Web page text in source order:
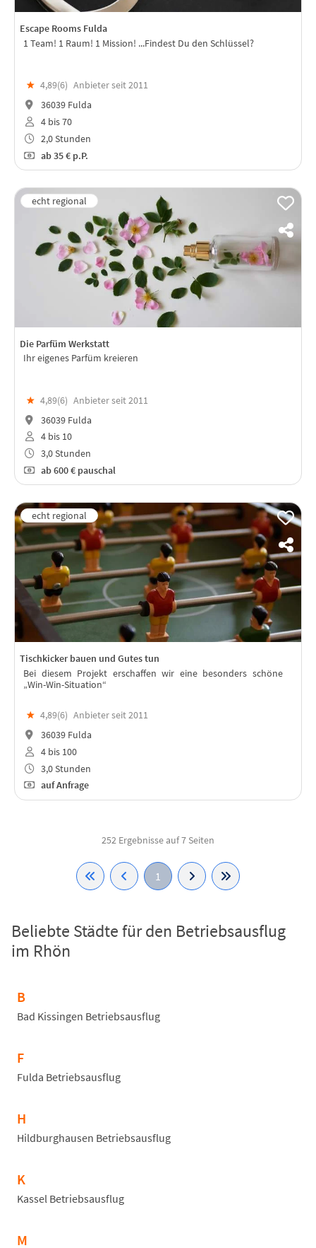
Escape Rooms Fulda
1 Team! 1 Raum! 1 Mission! ...Findest Du den Schlüssel?
★ 4,89(6) Anbieter seit 2011
36039 Fulda
4 bis 70
2,0 Stunden
ab35 € p.P.
Die Parfüm Werkstatt
Ihr eigenes Parfüm kreieren
★ 4,89(6) Anbieter seit 2011
36039 Fulda
4 bis 10
3,0 Stunden
ab600 € pauschal
Tischkicker bauen und Gutes tun
Bei diesem Projekt erschaffen wir eine besonders schöne
„Win-Win-Situation“
★ 4,89(6) Anbieter seit 2011
36039 Fulda
4 bis 100
3,0 Stunden
auf Anfrage
252 Ergebnisse auf 7 Seiten
1
Beliebte Städte für den Betriebsausflug
im Rhön
B
Bad Kissingen Betriebsausflug
F
Fulda Betriebsausflug
H
Hildburghausen Betriebsausflug
K
Kassel Betriebsausflug
M